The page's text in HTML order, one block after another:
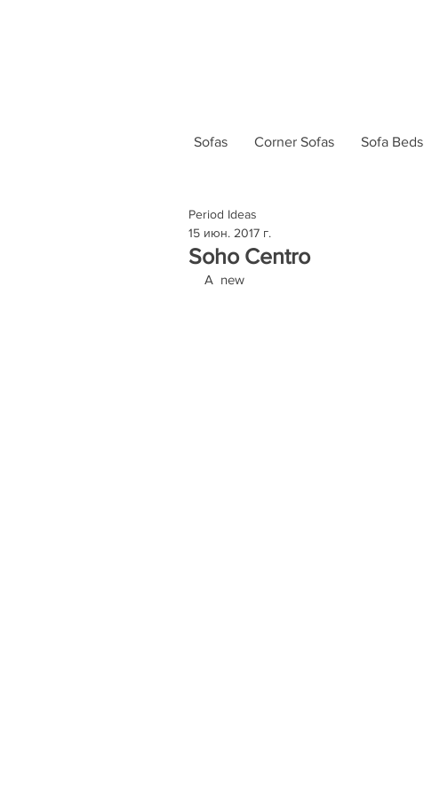
Sofas Corner Sofas Sofa Beds
Soho Centro
Period Ideas
15 июн. 2017 г.
A  new